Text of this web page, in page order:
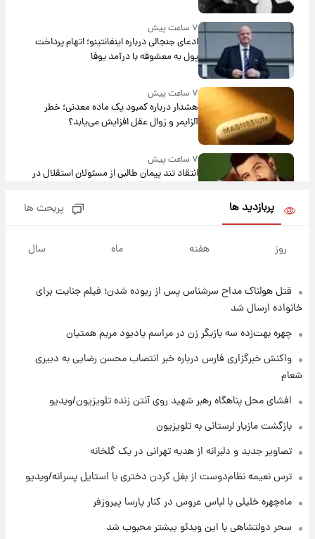
۷ ساعت پیش
ادعای جنجالی درباره اینفانتینو؛ اتهام پرداخت
پول به معشوقه با درآمد یوفا
۷ ساعت پیش
هشدار درباره کمبود یک ماده معدنی؛ خطر
آلزایمر و زوال عقل افزایش می‌یابد؟
۷ ساعت پیش
انتقاد تند پیمان طالبی از مسئولان استقلال در
مرداد ۱۴۰۵ +جدول
۸ ساعت پیش
۹ ساعت پیش
۹ ساعت پیش
قیمت محصولات ایران‌خودرو و سایپا امروز شنبه
۱۷ مرداد ۱۴۰۵
یک پیش ‌بینی مهم برای قیمت دلار، طلا و سکه
پربازدید ها پربحث ها
روز هفته ماه سال
قتل هولناک مداح سرشناس پس از ربوده شدن؛ فیلم جنایت برای
خانواده ارسال شد
چهره بهت‌زده سه بازیگر زن در مراسم یادبود مریم همتیان
واکنش خبرگزاری فارس درباره خبر انتصاب محسن رضایی به دبیری
شعام
افشای محل پناهگاه‌ رهبر شهید روی آنتن زنده تلویزیون/ویدیو
بازگشت مازیار لرستانی به تلویزیون
تصاویر جدید و دلبرانه از هدیه تهرانی در یک گلخانه
ترس نعیمه نظام‌دوست از بغل کردن دختری با استایل پسرانه/ویدیو
ماه‌چهره خلیلی با لباس عروس در کنار پارسا پیروزفر
سحر دولتشاهی با این ویدئو بیشتر محبوب شد